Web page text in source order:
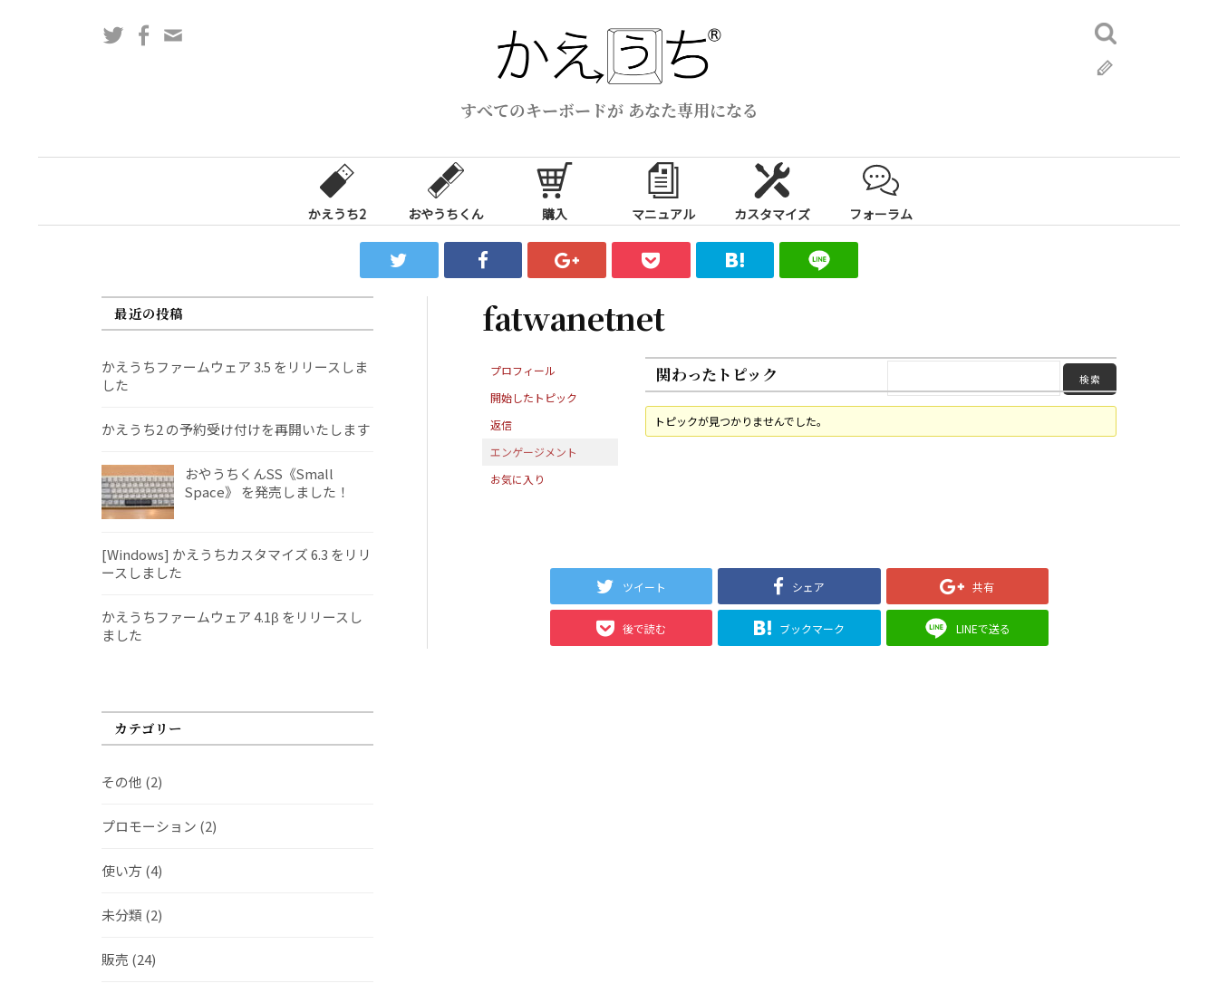
ス
すべてのキーボードが あなた専用になる
TwitterFacebook
検
索:
かえうち2 おやうちくん 購入 マニュアル カスタマイズ フォーラム
fatwanetnet
プロフィール
開始したトピック
返信
エンゲージメント
お気に入り
関わったトピック
トピックが見つかりませんでした。
ツイート シェア 共有
後で読む ブックマーク LINEで送る
最近の投稿
かえうちファームウェア 3.5 をリリースしま
した
かえうち2 の予約受け付けを再開いたします
おやうちくんSS《Small
Space》 を発売しました！
[Windows] かえうちカスタマイズ 6.3 をリリ
ースしました
かえうちファームウェア 4.1β をリリースし
ました
カテゴリー
その他 (2)
プロモーション (2)
使い方 (4)
未分類 (2)
販売 (24)